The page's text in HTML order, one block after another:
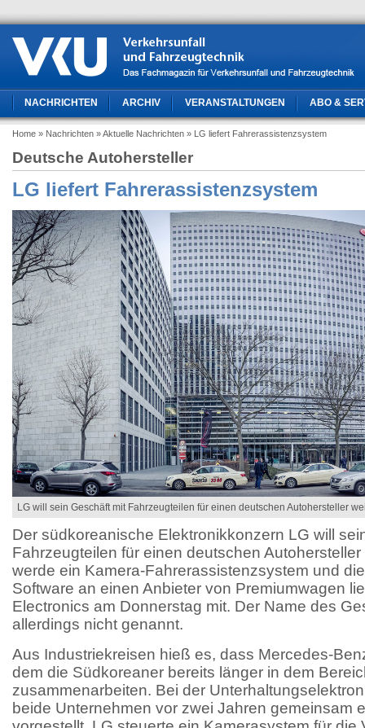
NACHRICHTEN ARCHIV VERANSTALTUNGEN ABO &
Home » Nachrichten » Aktuelle Nachrichten » LG liefert Fahrerassistenzsystem
Deutsche Autohersteller
LG liefert Fahrerassistenzsystem
LG will sein Geschäft mit Fahrzeugteilen für einen deutschen Autohersteller
Der südkoreanische Elektronikkonzern LG will
Fahrzeugteilen für einen deutschen
werde ein Kamera-Fahrerassistenzsystem und
Software an einen Anbieter von Premiumwagen
Electronics am Donnerstag mit. Der Name des
allerdings nicht genannt.
Aus Industriekreisen hieß es, dass Mercedes-
dem die Südkoreaner bereits länger in dem
zusammenarbeiten. Bei der
beide Unternehmen vor zwei Jahren gemeinsam